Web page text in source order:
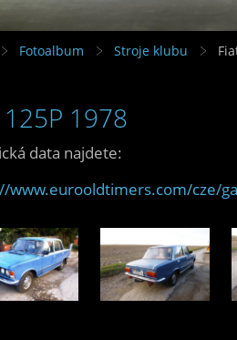
Fotoalbum Stroje klubu
125P 1978
data najdete:
www.eurooldtimers.com/cze/